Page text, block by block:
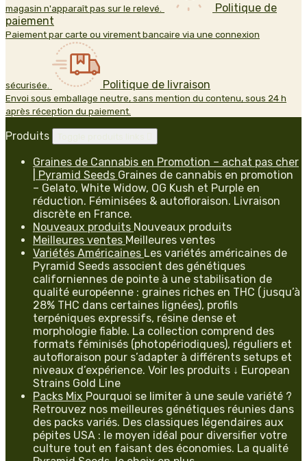
magasin n'apparaît pas sur le relevé.
Politique de
paiement
Paiement par carte ou virement bancaire via une connexion
sécurisée. Politique de livraison
Envoi sous emballage neutre, sans mention du contenu, sous 24 h
après réception du paiement.
Produits
Graines de Cannabis en Promotion – achat pas cher
| Pyramid Seeds Graines de cannabis en promotion
– Gelato, White Widow, OG Kush et Purple en
réduction. Féminisées & autofloraison. Livraison
discrète en France.
Nouveaux produits Nouveaux produits
Meilleures ventes Meilleures ventes
Variétés Américaines Les variétés américaines de
Pyramid Seeds associent des génétiques
californiennes de pointe à une stabilisation de
qualité européenne : graines riches en THC (jusqu’à
28% THC dans certaines lignées), profils
terpéniques expressifs, résine dense et
morphologie fiable. La collection comprend des
formats féminisés (photopériodiques), réguliers et
autofloraison pour s’adapter à différents setups et
niveaux d’expérience. Voir les produits ↓ European
Strains Gold Line
Packs Mix Pourquoi se limiter à une seule variété ?
Retrouvez nos meilleures génétiques réunies dans
des packs variés. Des classiques légendaires aux
pépites USA : le moyen idéal pour diversifier votre
culture tout en faisant des économies. La qualité